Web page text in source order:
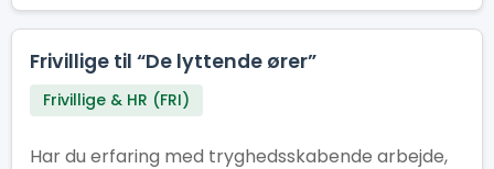
Frivillige til “De lyttende ører”
Frivillige & HR (FRI)
Har du erfaring med tryghedsskabende arbejde,